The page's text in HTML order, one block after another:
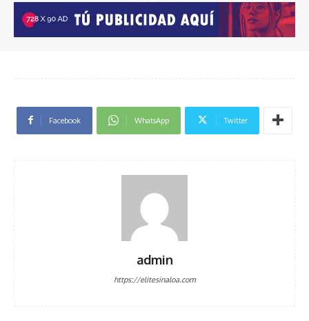
Facebook WhatsApp Twitter
admin
https://elitesinaloa.com